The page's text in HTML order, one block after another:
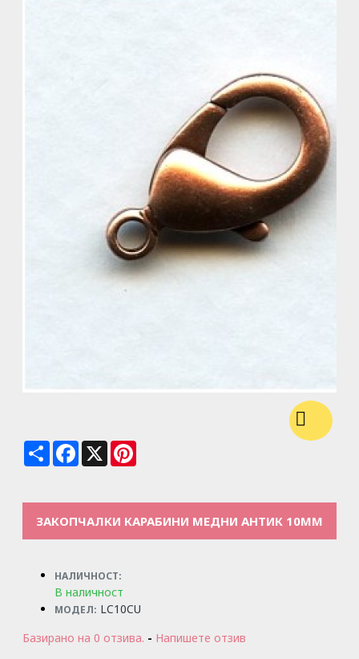
Share Facebook
X
ЗАКОПЧАЛКИ КАРАБИНИ МЕДНИ АНТИК 10ММ
НАЛИЧНОСТ:
В наличност
МОДЕЛ: LC10CU
Базирано на 0 отзива. - Напишете отзив